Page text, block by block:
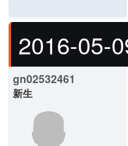
2016-05-
gn02532461
新生